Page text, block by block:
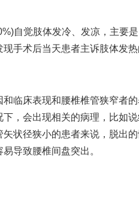
自觉肢体发冷、发凉，主要是
手术后当天患者主诉肢体发
床表现和腰椎椎管狭窄者的
，会出现相关的病理，比如
状径狭小的患者来说，脱出
导致腰椎间盘突出。